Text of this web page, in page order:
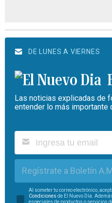
DE LUNES A VIERNES
Las noticias explicadas de
entender lo más importante
Regístrate a Boletín
Al someter tu correo electrónico,
Condiciones de El Nuevo Día.
especiales de productos o servicios